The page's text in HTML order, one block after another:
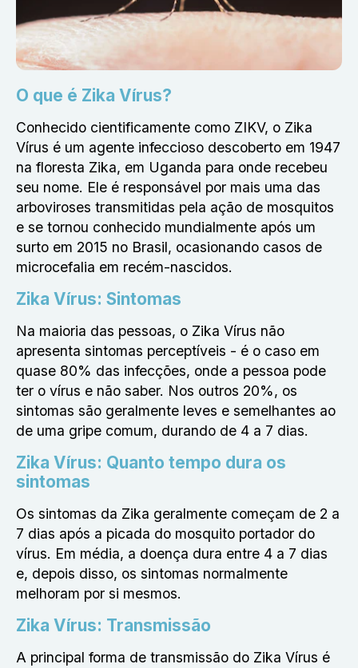
O que é Zika Vírus?
Conhecido cientificamente como ZIKV, o Zika
Vírus é um agente infeccioso descoberto em 1947
na floresta Zika, em Uganda para onde recebeu
seu nome. Ele é responsável por mais uma das
arboviroses transmitidas pela ação de mosquitos
e se tornou conhecido mundialmente após um
surto em 2015 no Brasil, ocasionando casos de
microcefalia em recém-nascidos.
Zika Vírus: Sintomas
Na maioria das pessoas, o Zika Vírus não
apresenta sintomas perceptíveis - é o caso em
quase 80% das infecções, onde a pessoa pode
ter o vírus e não saber. Nos outros 20%, os
sintomas são geralmente leves e semelhantes ao
de uma gripe comum, durando de 4 a 7 dias.
Zika Vírus: Quanto tempo dura os
sintomas
Os sintomas da Zika geralmente começam de 2 a
7 dias após a picada do mosquito portador do
vírus. Em média, a doença dura entre 4 a 7 dias
e, depois disso, os sintomas normalmente
melhoram por si mesmos.
Zika Vírus: Transmissão
A principal forma de transmissão do Zika Vírus é